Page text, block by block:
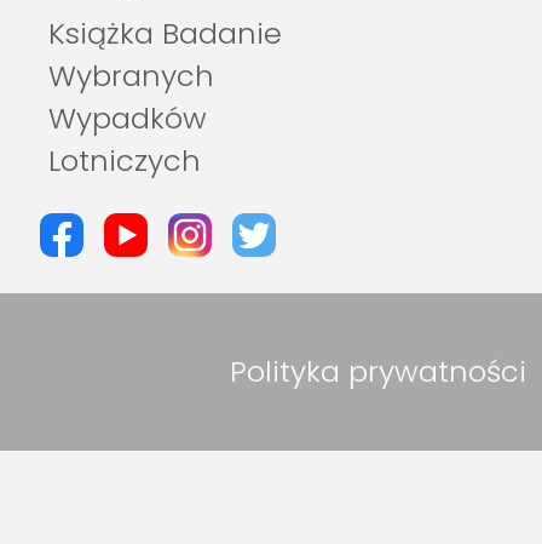
Książka Badanie
Wybranych
Wypadków
Lotniczych
Polityka prywatności